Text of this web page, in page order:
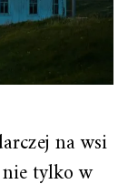
na wsi
tylko w